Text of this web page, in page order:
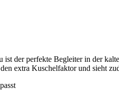
der perfekte Begleiter in der
extra Kuschelfaktor und sieht